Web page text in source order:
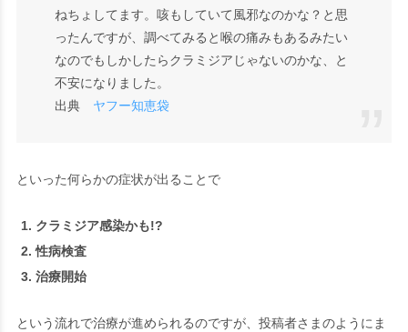
ねちょしてます。咳もしていて風邪なのかな？と思
ったんですが、調べてみると喉の痛みもあるみたい
なのでもしかしたらクラミジアじゃないのかな、と
不安になりました。
出典
ヤフー知恵袋
といった何らかの症状が出ることで
クラミジア感染かも!?
性病検査
治療開始
という流れで治療が進められるのですが、投稿者さまのようにま